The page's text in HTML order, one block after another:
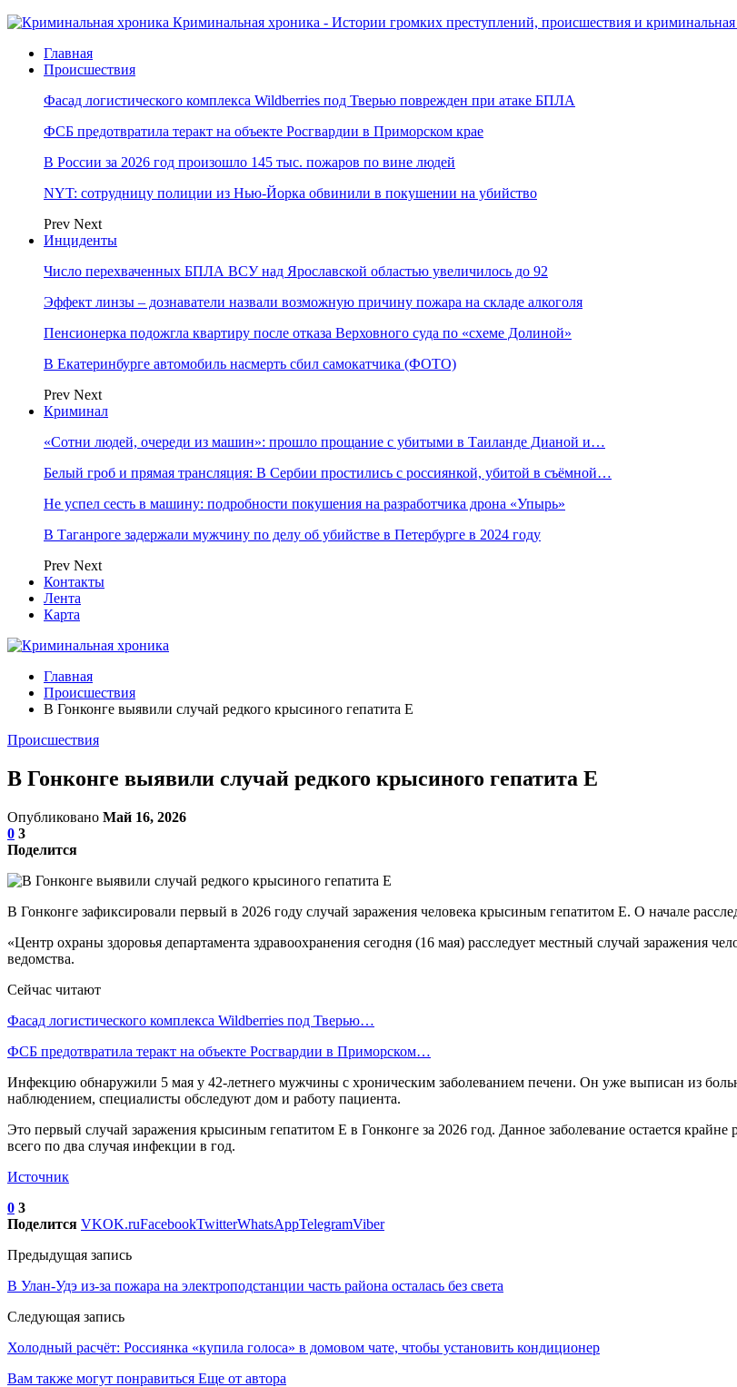
Криминальная хроника - Истории громких преступлений, происшествия и
Главная
Происшествия
Фасад логистического комплекса Wildberries под Тверью поврежден при атаке БПЛА
ФСБ предотвратила теракт на объекте Росгвардии в Приморском крае
В России за 2026 год произошло 145 тыс. пожаров по вине людей
NYT: сотрудницу полиции из Нью-Йорка обвинили в покушении на убийство
Prev Next
Инциденты
Число перехваченных БПЛА ВСУ над Ярославской областью увеличилось до 92
Эффект линзы – дознаватели назвали возможную причину пожара на складе алкоголя
Пенсионерка подожгла квартиру после отказа Верховного суда по «схеме Долиной»
В Екатеринбурге автомобиль насмерть сбил самокатчика (ФОТО)
Prev Next
Криминал
«Сотни людей, очереди из машин»: прошло прощание с убитыми в Таиланде Дианой и…
Белый гроб и прямая трансляция: В Сербии простились с россиянкой, убитой в съёмной…
Не успел сесть в машину: подробности покушения на разработчика дрона «Упырь»
В Таганроге задержали мужчину по делу об убийстве в Петербурге в 2024 году
Prev Next
Контакты
Лента
Карта
Главная
Происшествия
В Гонконге выявили случай редкого крысиного гепатита E
Происшествия
В Гонконге выявили случай редкого крысиного гепатита E
Опубликовано Май 16, 2026
0 3
Поделится
В Гонконге зафиксировали первый в 2026 году случай заражения человека крысиным гепатитом E. О начале
«Центр охраны здоровья департамента здравоохранения сегодня (16 мая) расследует местный случай заражения
ведомства.
Сейчас читают
Фасад логистического комплекса Wildberries под Тверью…
ФСБ предотвратила теракт на объекте Росгвардии в Приморском…
Инфекцию обнаружили 5 мая у 42-летнего мужчины с хроническим заболеванием печени. Он уже выписан из
наблюдением, специалисты обследуют дом и работу пациента.
Это первый случай заражения крысиным гепатитом E в Гонконге за 2026 год. Данное заболевание остается
всего по два случая инфекции в год.
Источник
0 3
Поделится VKOK.ruFacebookTwitterWhatsAppTelegramViber
Предыдущая запись
В Улан-Удэ из-за пожара на электроподстанции часть района осталась без света
Следующая запись
Холодный расчёт: Россиянка «купила голоса» в домовом чате, чтобы установить кондиционер
Вам также могут понравиться Еще от автора